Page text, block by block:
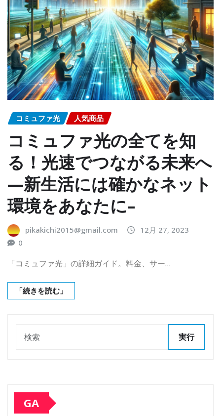
コミュファ光 人気商品
コミュファ光の全てを知
る！光速でつながる未来へ
—新生活には確かなネット
環境をあなたに–
pikakichi2015@gmail.com
12月 27, 2023
0
「コミュファ光」の詳細ガイド。料金、サー…
「続きを読む」
実行
GA